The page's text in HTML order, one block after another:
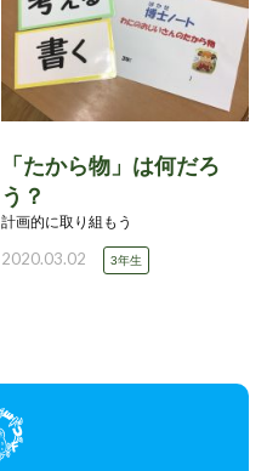
「たから物」は何だろ
う？
計画的に取り組もう
2020.03.02 3年生